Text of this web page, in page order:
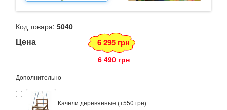
Код товара: 5040
Цена 6 295 грн
6 490 грн
Дополнительно
Качели деревянные (+550 грн)